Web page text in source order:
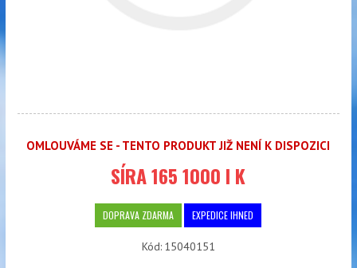
OMLOUVÁME SE - TENTO PRODUKT JIŽ NENÍ K DISPOZICI
SÍRA 165 1000 l K
DOPRAVA ZDARMA EXPEDICE IHNED
Kód: 15040151